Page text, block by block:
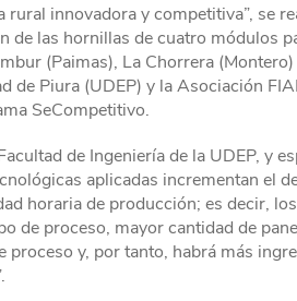
innovadora y competitiva”, se
de las hornillas de cuatro módulos
(Paimas), La Chorrera
de Piura (UDEP) y la Asociación
SeCompetitivo.
de Ingeniería de la UDEP, y
aplicadas incrementan el
horaria de producción; es decir,
de proceso, mayor cantidad de
proceso y, por tanto, habrá más